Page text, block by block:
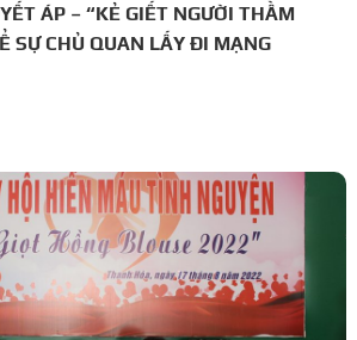
ÁP – “KẺ GIẾT NGƯỜI THẦM
SỰ CHỦ QUAN LẤY ĐI MẠNG